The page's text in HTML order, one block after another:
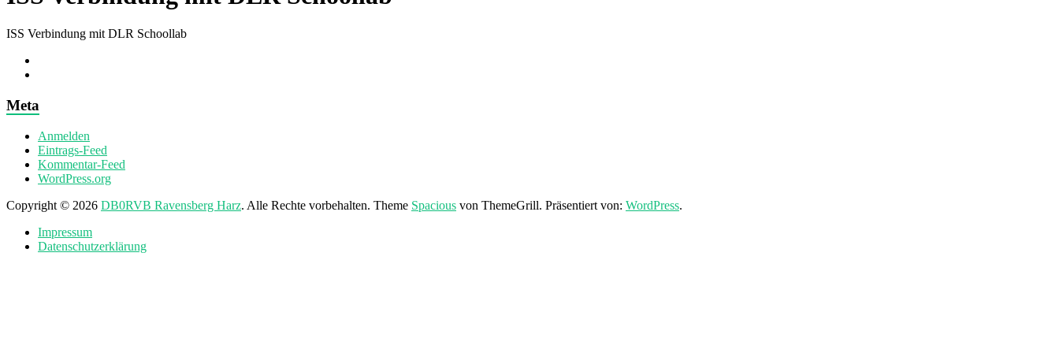
ISS Verbindung mit DLR Schoollab
Meta
Anmelden
Eintrags-Feed
Kommentar-Feed
WordPress.org
Copyright © 2026 DB0RVB Ravensberg Harz. Alle Rechte vorbehalten. Theme Spacious von ThemeGrill. Präsentiert von: WordPress.
Impressum
Datenschutzerklärung